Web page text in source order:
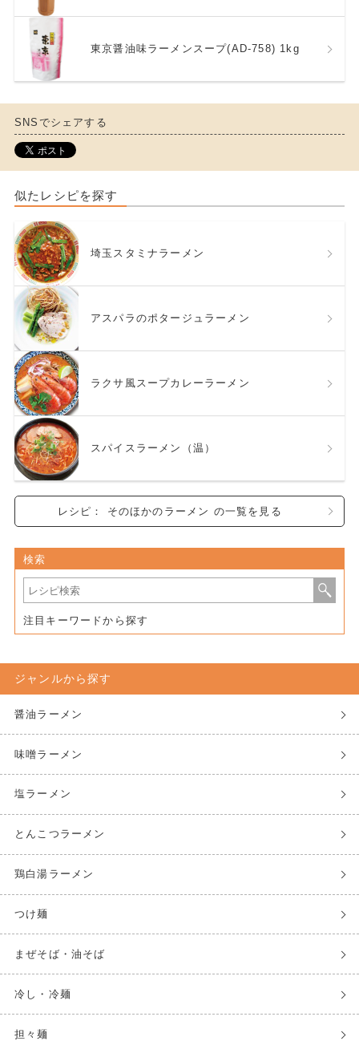
東京醤油味ラーメンスープ(AD-758) 1kg
SNSでシェアする
似たレシピを探す
埼玉スタミナラーメン
アスパラのポタージュラーメン
ラクサ風スープカレーラーメン
スパイスラーメン（温）
レシピ： そのほかのラーメン の一覧を見る
検索
注目キーワードから探す
ジャンルから探す
醤油ラーメン
味噌ラーメン
塩ラーメン
とんこつラーメン
鶏白湯ラーメン
つけ麺
まぜそば・油そば
冷し・冷麺
担々麺